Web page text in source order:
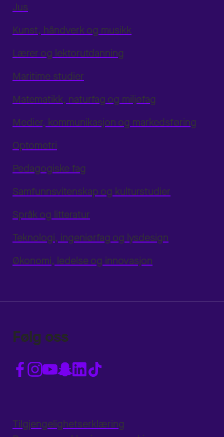
Jus
Kunst, håndverk og musikk
Lærer og lektorutdanning
Maritime studier
Matematikk, naturfag og miljøfag
Medier, kommunikasjon og markedsføring
Optometri
Pedagogiske fag
Samfunnsvitenskap og kulturstudier
Språk og litteratur
Teknologi, ingeniørfag og lysdesign
Økonomi, ledelse og innovasjon
Følg oss
Tilgjengelighetserklæring